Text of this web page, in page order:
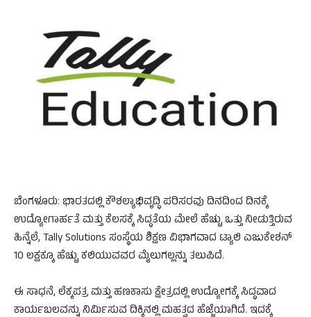
ಬೆಂಗಳೂರು: ಭಾರತದಲ್ಲಿ ಕೌಶಲ್ಯಾಭಿವೃದ್ಧಿ ಪರಿಸರವು ದಿನದಿಂದ ದಿನಕ್ಕೆ
ಉದ್ಯೋಗಾರ್ಹತೆ ಮತ್ತು ಕೆಲಸಕ್ಕೆ ಸಿದ್ಧತೆಯ ಮೇಲೆ ಹೆಚ್ಚು ಒತ್ತು ನೀಡುತ್ತಿರುವ
ಹಿನ್ನೆಲೆ, Tally Solutions ಸಂಸ್ಥೆಯ ಶಿಕ್ಷಣ ವಿಭಾಗವಾದ ಟ್ಯಾಲಿ ಎಜುಕೇಶನ್
10 ಲಕ್ಷಕ್ಕೂ ಹೆಚ್ಚು ಕಲಿಯುವವರ ಮೈಲುಗಲ್ಲನ್ನು ತಲುಪಿದೆ.
ಈ ಸಾಧನೆ, ಲೆಕ್ಕಪತ್ರ ಮತ್ತು ಹಣಕಾಸು ಕ್ಷೇತ್ರದಲ್ಲಿ ಉದ್ಯೋಗಕ್ಕೆ ಸಿದ್ಧವಾದ
ಕಾರ್ಯಬಲವನ್ನು ನಿರ್ಮಿಸುವ ದಿಕ್ಕಿನಲ್ಲಿ ಮಹತ್ವದ ಹೆಜ್ಜೆಯಾಗಿದೆ. ಇದಕ್ಕೆ